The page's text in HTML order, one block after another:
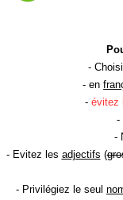
-
- en
- évitez
-
-
- Evitez les adjectifs (
- Privilégiez le seul